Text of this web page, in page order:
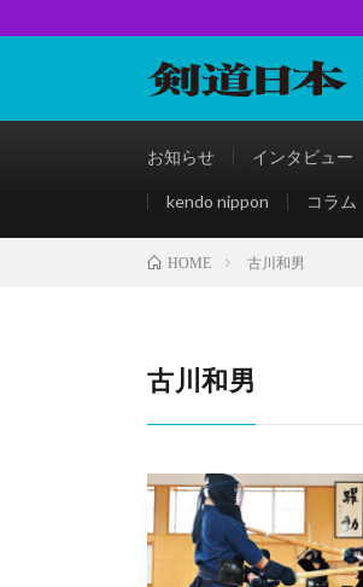
お知らせ インタビュー
kendo nippon コラム
HOME 古川和男
古川和男